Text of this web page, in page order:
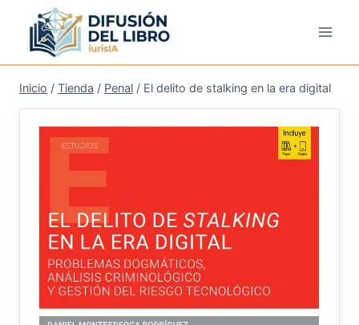
contenido
Inicio / Tienda / Penal / El delito de stalking en la era digital
¡Oferta!